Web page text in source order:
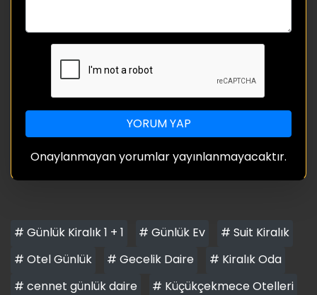
YORUM YAP
Onaylanmayan yorumlar yayınlanmayacaktır.
# Günlük Kiralık 1 + 1 # Günlük Ev
# Suit Kiralık
# Otel Günlük
# Gecelik Daire
# Kiralık Oda
# cennet günlük daire
# Küçükçekmece Otelleri